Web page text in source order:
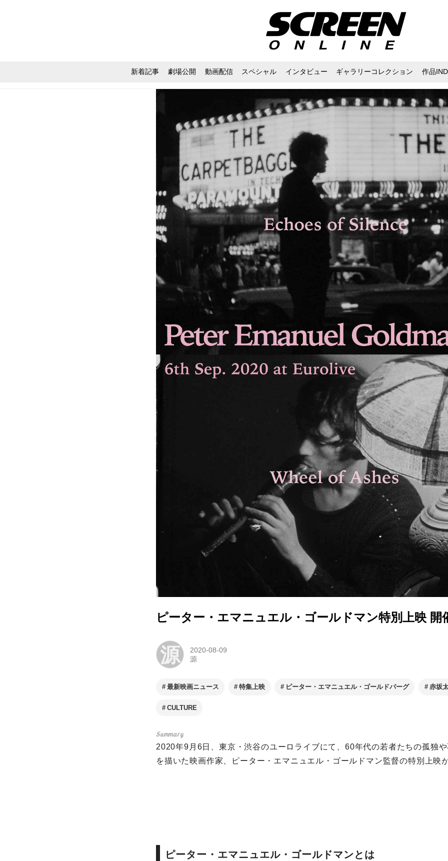
新着記事 劇場公開 動画配信 スペシャル インタビュー ギャラリーコレクション 作品
ピーター・エマニュエル・ゴールドマン特別上映 開
源
2020-08-09
源
最新映画ニュース 特集上映 ピーター・エマニュエル・ゴールドバーグ 赤坂
CULTURE
2020年9月6日、東京・渋谷のユーロライブにて、60年代の若者たちの孤独
を描いた映画作家、ピーター・エマニュエル・ゴールドマン監督の特別上映
ピーター・エマニュエル・ゴールドマンとは